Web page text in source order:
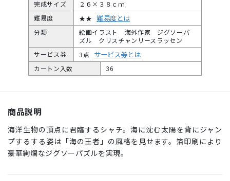
完成サイズ
２６×３８ｃｍ
難易度
★★ 難易度とは
分類
絵画イラスト 海外作家 ジグソーパ
ズル クリスチャンリースラッセン
サービス券
3点 サービス券とは
カートン入数 36
商品説明
海洋生物の頂点に君臨するシャチ。海に沈む太陽を背にジャン
プするする姿は「海の王者」の風格を見せます。箔印刷により
豪華絢爛なジグソーパズルを実現。